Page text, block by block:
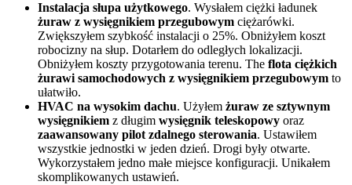
Instalacja słupa użytkowego. Wysłałem ciężki ładunek
żuraw z wysięgnikiem przegubowym ciężarówki.
Zwiększyłem szybkość instalacji o 25%. Obniżyłem koszt
robocizny na słup. Dotarłem do odległych lokalizacji.
Obniżyłem koszty przygotowania terenu. The flota ciężkich
żurawi samochodowych z wysięgnikiem przegubowym to
ułatwiło.
HVAC na wysokim dachu. Użyłem żuraw ze sztywnym
wysięgnikiem z długim wysięgnik teleskopowy oraz
zaawansowany pilot zdalnego sterowania. Ustawiłem
wszystkie jednostki w jeden dzień. Drogi były otwarte.
Wykorzystałem jedno małe miejsce konfiguracji. Unikałem
skomplikowanych ustawień.